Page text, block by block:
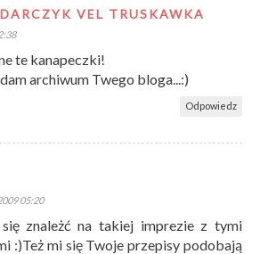
VEL TRUSKAWKA
te kanapeczki!
archiwum Twego bloga...:)
Odpowiedz
05:20
się znależć na takiej imprezie z tymi
:)Też mi się Twoje przepisy podobają